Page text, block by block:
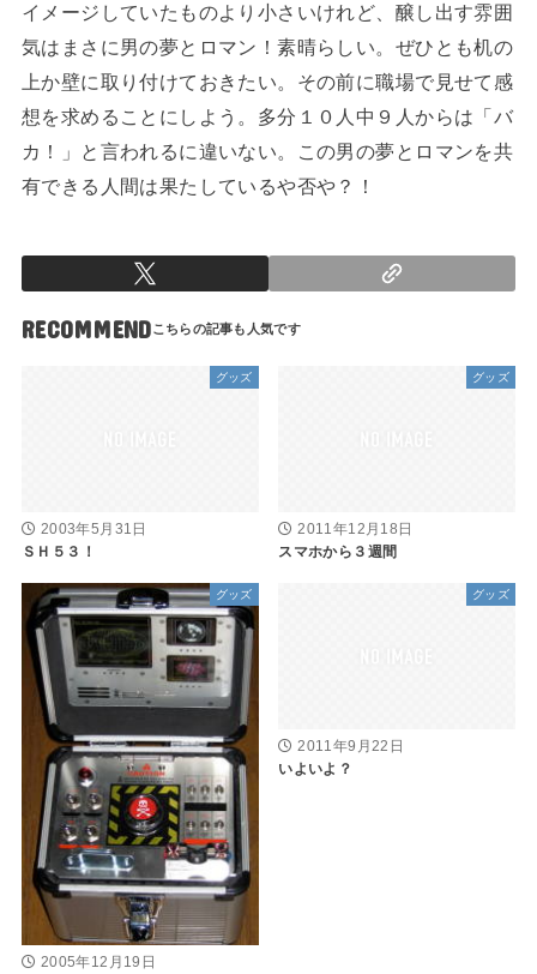
イメージしていたものより小さいけれど、醸し出す雰囲
気はまさに男の夢とロマン！素晴らしい。ぜひとも机の
上か壁に取り付けておきたい。その前に職場で見せて感
想を求めることにしよう。多分１０人中９人からは「バ
カ！」と言われるに違いない。この男の夢とロマンを共
有できる人間は果たしているや否や？！
RECOMMEND
グッズ
2003年5月31日
ＳＨ５３！
グッズ
2011年12月18日
スマホから３週間
グッズ
2005年12月19日
グッズ
2011年9月22日
いよいよ？